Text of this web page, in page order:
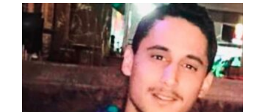
רעידת אדמה הורגשה באילת
איציק נועם מייסד מקומו ערב ערב נפטר